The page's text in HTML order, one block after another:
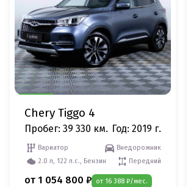
Chery Tiggo 4
Пробег: 39 330 км. Год: 2019 г.
Вариатор
Внедорожник
2.0 л, 122 л.с., Бензин
Передний
от 1 054 800 ₽ от 16 388 ₽/мес.